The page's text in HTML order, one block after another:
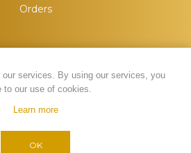
Orders
Copyright © 2026 My Wish. All rights
services. By using our services, you
to our use of cookies.
Learn more
OK